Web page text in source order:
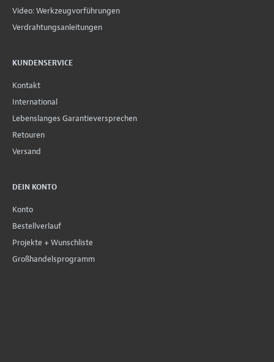
Video: Werkzeugvorführungen
Verdrahtungsanleitungen
KUNDENSERVICE
Kontakt
International
Lebenslanges Garantieversprechen
Retouren
Versand
DEIN KONTO
Konto
Bestellverlauf
Projekte + Wunschliste
Großhandelsprogramm